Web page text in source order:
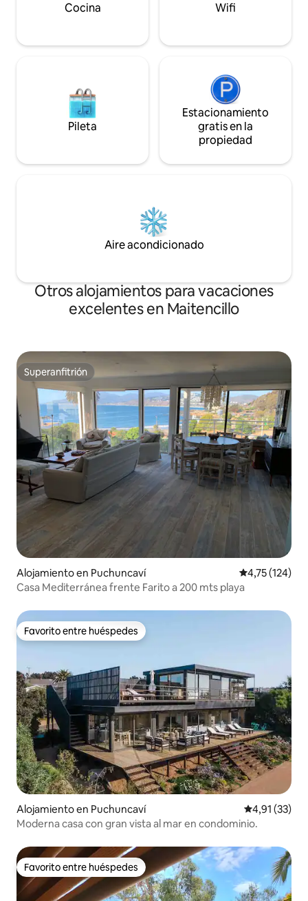
Disfruta de la paz absoluta en un
minutos de la Laguna de Zapallar y sus
desconectarse o trabajar con vista al
bosque) y atención personalizada para
que no te falte nada. Nota sobre el
acceso: Para garantizar la privacidad y el
camino de tierra. Se puede acceder
Cocina Wifi
Pileta
Estacionamiento
gratis en la
propiedad
Aire acondicionado
Otros alojamientos para vacaciones
excelentes en Maitencillo
Superanfitrión
Superanfitrión
Alojamiento en Puchuncaví Calificación
4,75 (124)
Casa Mediterránea frente Farito a 200 mts playa
Favorito entre huéspedes
Favorito entre huéspedes
Alojamiento en Puchuncaví Calificación
4,91 (33)
Moderna casa con gran vista al mar en condominio.
Favorito entre huéspedes
Favorito entre huéspedes